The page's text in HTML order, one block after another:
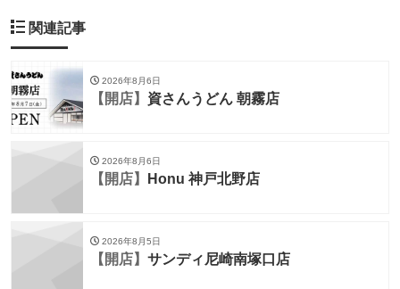
関連記事
2026年8月6日
【開店】 資さんうどん 朝霧店
2026年8月6日
【開店】 Honu 神戸北野店
2026年8月5日
【開店】 サンディ尼崎南塚口店